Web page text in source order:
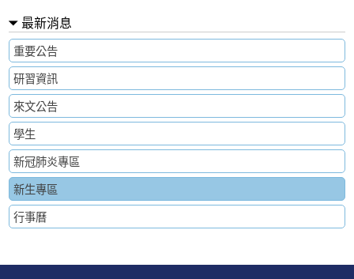
最新消息
重要公告
研習資訊
來文公告
學生
新冠肺炎專區
新生專區
行事曆